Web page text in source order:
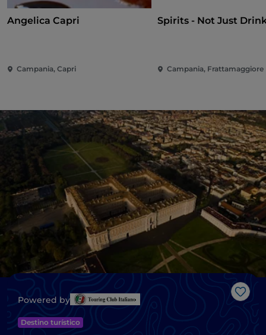
Angelica Capri
Campania, Capri
Spirits - Not Just
Campania, Frattamaggiore
Powered by
Destino turístico